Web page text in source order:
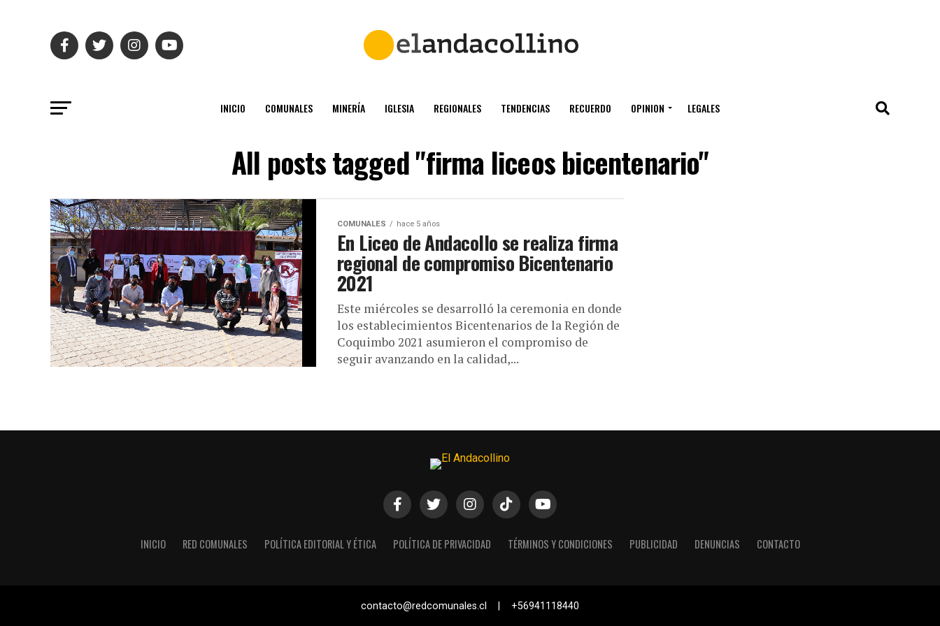
INICIO COMUNALES MINERÍA IGLESIA REGIONALES TENDENCIAS RECUERDO OPINION LEGALES
All posts tagged "firma liceos bicentenario"
COMUNALES hace 5 años
En Liceo de Andacollo se realiza firma
regional de compromiso Bicentenario
2021
Este miércoles se desarrolló la ceremonia en donde
los establecimientos Bicentenarios de la Región de
Coquimbo 2021 asumieron el compromiso de
seguir avanzando en la calidad,...
INICIO RED COMUNALES POLÍTICA EDITORIAL Y ÉTICA POLÍTICA DE PRIVACIDAD TÉRMINOS Y CONDICIONES PUBLICIDAD DENUNCIAS CONTACTO
contacto@redcomunales.cl | +56941118440